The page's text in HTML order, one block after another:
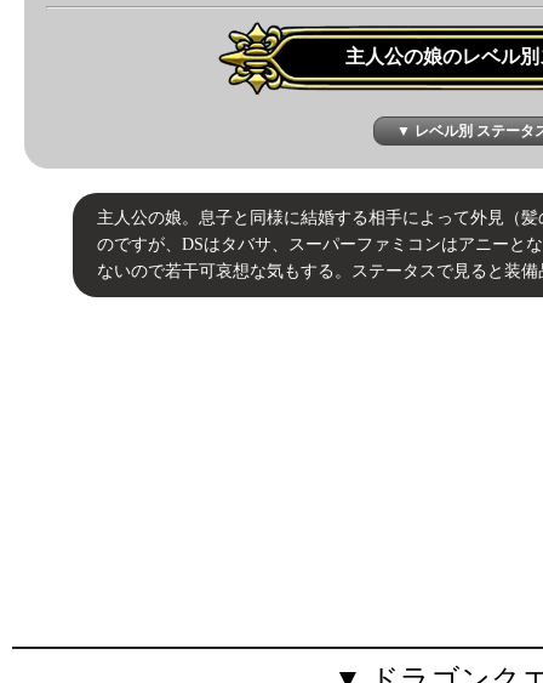
主人公の娘のレベル
▼ レベル別 ステータ
主人公の娘。息子と同様に結婚する相手によって外見（
のですが、DSはタバサ、スーパーファミコンはアニーと
ないので若干可哀想な気もする。ステータスで見ると装